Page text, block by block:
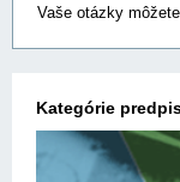
Vaše otázky
Kategórie